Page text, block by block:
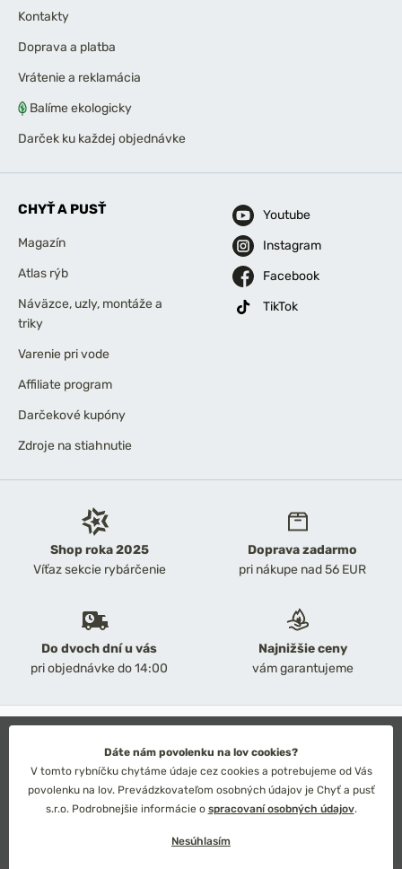
Shop roka 2025
Víťaz sekcie rybárčenie
Doprava zadarmo
pri nákupe nad 56 EUR
Do dvoch dní u vás
pri objednávke do 14:00
Najnižšie ceny
vám garantujeme
Kontakty
Doprava a platba
Vrátenie a reklamácia
Balíme ekologicky
Darček ku každej objednávke
CHYŤ A PUSŤ
Magazín
Atlas rýb
Náväzce, uzly, montáže a
triky
Varenie pri vode
Affiliate program
Darčekové kupóny
Zdroje na stiahnutie
Youtube
Instagram
Facebook
TikTok
Obchodné podmienky
Ochrana osobných údajov
Technické riešenie: Simplia s.r.o.
Strategický dizajn: Petr Široký
Dáte nám povolenku na lov cookies?
V tomto rybníčku chytáme údaje cez cookies a potrebujeme od Vás
povolenku na lov. Prevádzkovateľom osobných údajov je Chyť a pusť
s.r.o. Podrobnejšie informácie o spracovaní osobných údajov.
Nesúhlasím